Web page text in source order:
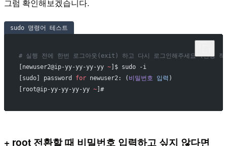
그럼 확인해보겠습니다.
sudo 명령어 테스트
# 실행 전에 한번 로그아웃(exit) 하고 다시 로그인해주세요 (변경 적
[newuser2@ip-yy-yy-yy-yy ~]$ sudo -i
[sudo] password for newuser2: ( 비밀번호 입력 )
[root@ip-yy-yy-yy-yy ~]#
+ root 전환할 때 비밀번호 입력하고 싶지 않다면